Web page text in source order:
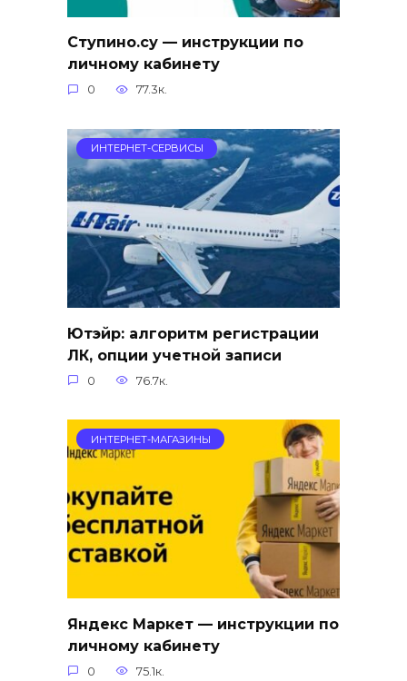
Ступино.су — инструкции по
личному кабинету
0 77.3к.
ИНТЕРНЕТ-СЕРВИСЫ
Ютэйр: алгоритм регистрации
ЛК, опции учетной записи
0 76.7к.
ИНТЕРНЕТ-МАГАЗИНЫ
Яндекс Маркет — инструкции по
личному кабинету
0 75.1к.